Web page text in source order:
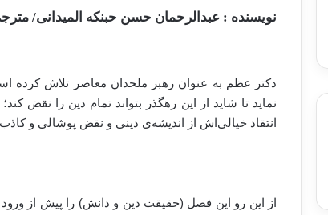
نویسنده : عبدالرحمان حسن حبنکه المیدانی/
دکتر عظم به عنوان رهبر ملحدان معاصر تلاش کرده
نماید تا شاید از این رهگذر بتواند تمام دین را نقض
انتقاد خیالی‌اش از اندیشه‌ی دینی و نقض پوشالی و
از این رو این فصل (حقیقت دین و دانش) را پیش از